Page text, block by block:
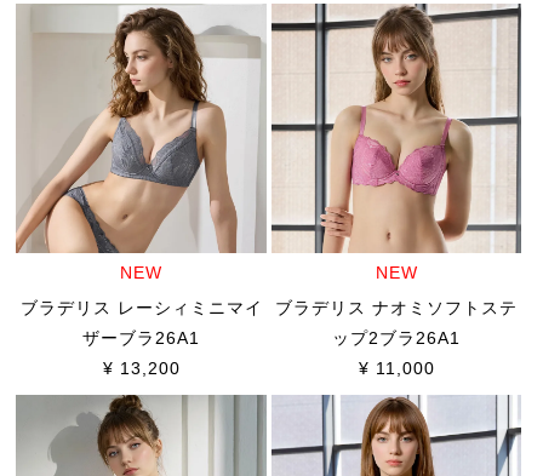
NEW
ブラデリス レーシィミニマイ
ザーブラ26A1
¥ 13,200
NEW
ブラデリス ナオミソフトステ
ップ2ブラ26A1
¥ 11,000